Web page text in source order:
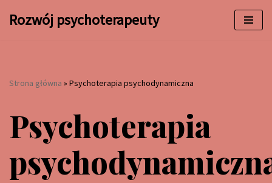
Rozwój psychoterapeuty
Strona główna » Psychoterapia psychodynamiczna
Psychoterapia